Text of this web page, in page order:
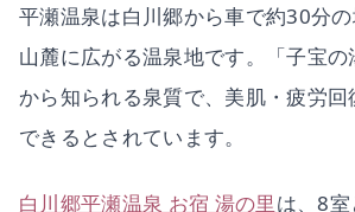
平瀬温泉は白川郷から車で約30分
山麓に広がる温泉地です。「子宝の
から知られる泉質で、美肌・疲労
できるとされています。
白川郷平瀬温泉 お宿 湯の里は、8